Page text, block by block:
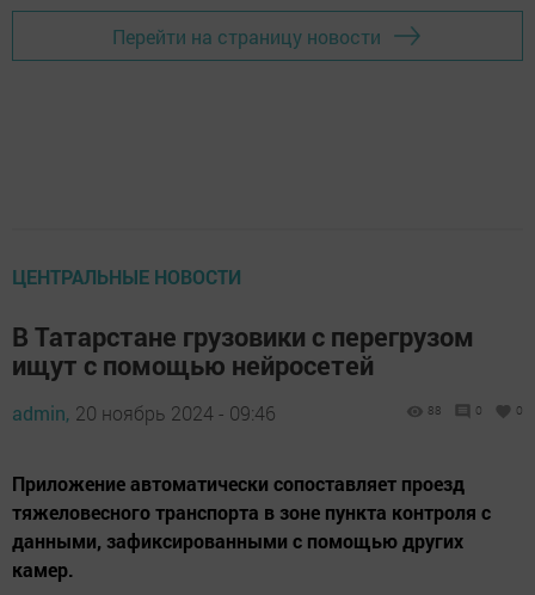
Перейти на страницу новости
ЦЕНТРАЛЬНЫЕ НОВОСТИ
В Татарстане грузовики с перегрузом
ищут с помощью нейросетей
admin, 20 ноябрь 2024 - 09:46 88 0 0
Приложение автоматически сопоставляет проезд
тяжеловесного транспорта в зоне пункта контроля с
данными, зафиксированными с помощью других
камер.